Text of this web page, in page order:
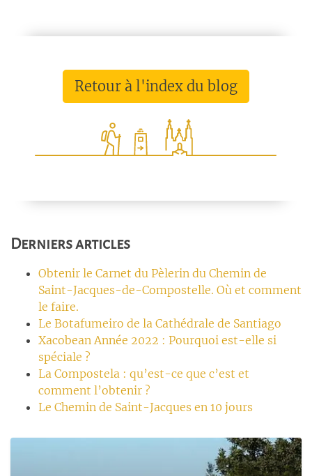
Retour à l'index du blog
Derniers articles
Obtenir le Carnet du Pèlerin du Chemin de
Saint-Jacques-de-Compostelle. Où et comment
le faire.
Le Botafumeiro de la Cathédrale de Santiago
Xacobean Année 2022 : Pourquoi est-elle si
spéciale ?
La Compostela : qu’est-ce que c’est et
comment l’obtenir ?
Le Chemin de Saint-Jacques en 10 jours